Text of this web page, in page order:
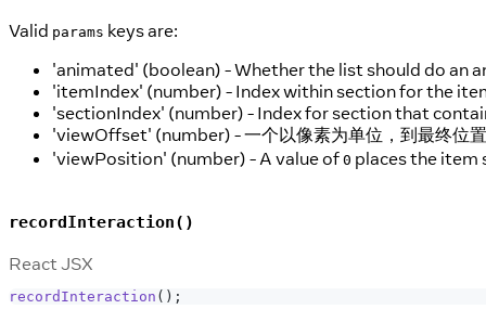
Valid params keys are:
'animated' (boolean) - Whether the list should do an
'itemIndex' (number) - Index within section for the
'sectionIndex' (number) - Index for section that
'viewOffset' (number) - 一个以像素为单位，到最终位
'viewPosition' (number) - A value of 0 places the item
recordInteraction()
React JSX
recordInteraction ( ) ;